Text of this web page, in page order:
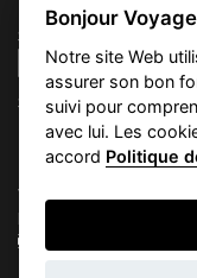
Partenariat
Sitemap
Cookies
Suivez nous sur
Vacation Key Corp.
FLORIDA 33160.
Bonjour
Notre site Web
assurer son bon
suivi pour
avec lui. Les
accord Politique